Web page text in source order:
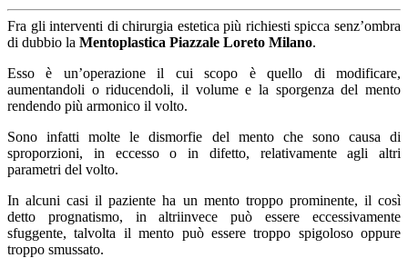
Fra gli interventi di chirurgia estetica più richiesti spicca senz’ombra
di dubbio la Mentoplastica Piazzale Loreto Milano.
Esso è un’operazione il cui scopo è quello di modificare,
aumentandoli o riducendoli, il volume e la sporgenza del mento
rendendo più armonico il volto.
Sono infatti molte le dismorfie del mento che sono causa di
sproporzioni, in eccesso o in difetto, relativamente agli altri
parametri del volto.
In alcuni casi il paziente ha un mento troppo prominente, il così
detto prognatismo, in altriinvece può essere eccessivamente
sfuggente, talvolta il mento può essere troppo spigoloso oppure
troppo smussato.